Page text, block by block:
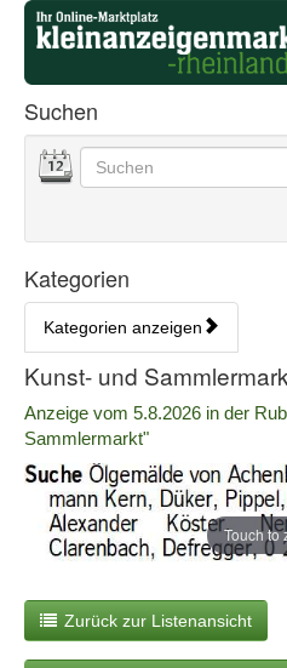
Startseite
Startseite
Anzeigenliste
Suchen
Suchoptionen
Datum Geben Sie hier Ihre
Kategorien
Kategorien anzeigen
Rubrik:
Kunst- und
Erscheinungsdatum:
Anzeige vom 5.8.2026 in der
Sammlermarkt"
Touch to
Zurück zur Listenansicht